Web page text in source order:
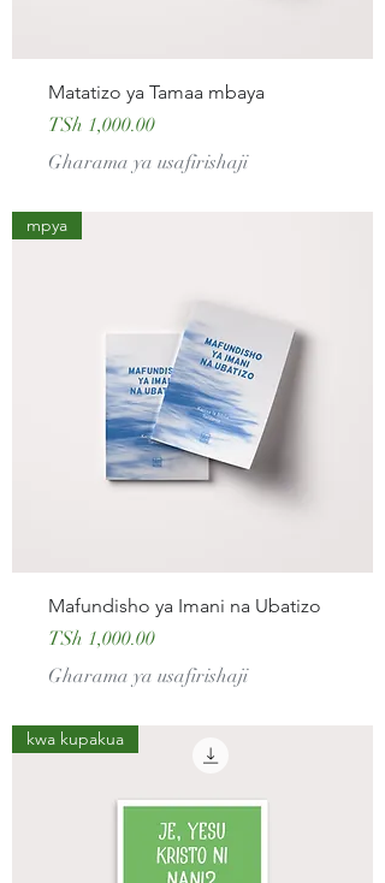
Matatizo ya Tamaa mbaya
Price
TSh 1,000.00
Gharama ya usafirishaji
mpya
Mafundisho ya Imani na Ubatizo
Price
TSh 1,000.00
Gharama ya usafirishaji
kwa kupakua